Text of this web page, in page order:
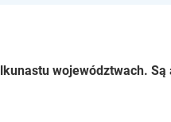
województwach. Są